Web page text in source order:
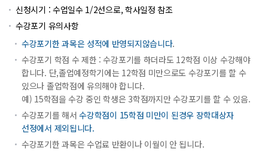
신청시기 : 수업일수 1/2선으로, 학사일정 참조
수강포기 유의사항
수강포기한 과목은 성적에 반영되지않습니다.
수강포기 학점 수 제한 : 수강포기를 하더라도 12학점 이상 수강해야
합니다. 단,졸업예정학기에는 12학점 미만으로도 수강포기를 할 수
있으나 졸업학점에 유의해야 합니다.
예) 15학점을 수강 중인 학생은 3학점까지만 수강포기를 할 수 있음.
수강포기를 해서수강학점이 15학점 미만이 된경우 장학대상자
선정에서 제외됩니다.
수강포기한 과목은 수업료 반환이나 이월이 안 됩니다.